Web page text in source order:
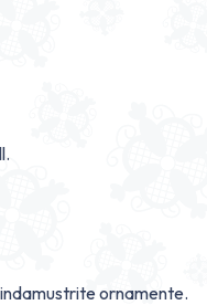
ornamente.